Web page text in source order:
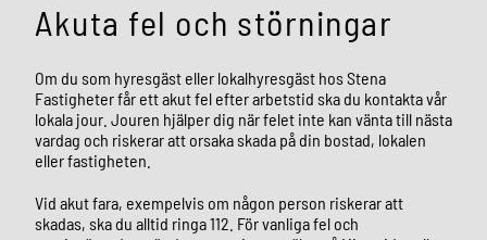
Akuta fel och störningar
Om du som hyresgäst eller lokalhyresgäst hos Stena
Fastigheter får ett akut fel efter arbetstid ska du kontakta vår
lokala jour. Jouren hjälper dig när felet inte kan vänta till nästa
vardag och riskerar att orsaka skada på din bostad, lokalen
eller fastigheten.
Vid akut fara, exempelvis om någon person riskerar att
skadas, ska du alltid ringa 112. För vanliga fel och